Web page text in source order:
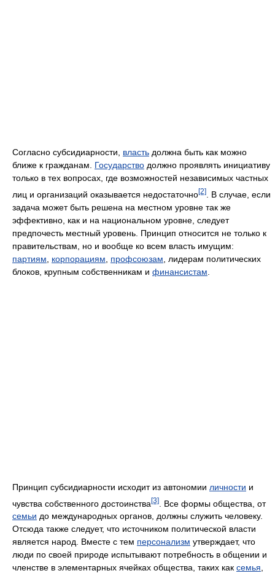
Согласно субсидиарности, власть должна быть как можно
ближе к гражданам. Государство должно проявлять инициативу
только в тех вопросах, где возможностей независимых частных
лиц и организаций оказывается недостаточно[2]
. В случае, если
задача может быть решена на местном уровне так же
эффективно, как и на национальном уровне, следует
предпочесть местный уровень. Принцип относится не только к
правительствам, но и вообще ко всем власть имущим:
партиям
корпорациям профсоюзам , лидерам политических
блоков, крупным собственникам и финансистам
Принцип субсидиарности исходит из автономии личности и
чувства собственного достоинства[3]
. Все формы общества, от
семьи до международных органов, должны служить человеку.
Отсюда также следует, что источником политической власти
является народ. Вместе с тем персонализм утверждает, что
люди по своей природе испытывают потребность в общении и
членстве в элементарных ячейках общества, таких как семья,